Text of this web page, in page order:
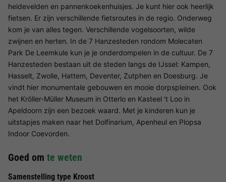
heidevelden en pannenkoekenhuisjes. Je kunt hier ook heerlijk
fietsen. Er zijn verschillende fietsroutes in de regio. Onderweg
kom je van alles tegen. Verschillende vogelsoorten, wilde
zwijnen en herten. In de 7 Hanzesteden rondom Molecaten
Park De Leemkule kun je je onderdompelen in de cultuur. De 7
Hanzesteden bestaan uit de steden langs de IJssel: Kampen,
Hasselt, Zwolle, Hattem, Deventer, Zutphen en Doesburg. Je
vindt hier monumentale gebouwen en mooie dorpspleinen. Ook
het Kröller-Müller Museum in Otterlo en Kasteel 't Loo in
Apeldoorn zijn een bezoek waard. Met je kinderen kun je
uitstapjes maken naar het Dolfinarium, Apenheul en Plopsa
Indoor Coevorden.
Goed om te weten
Samenstelling type Kroost